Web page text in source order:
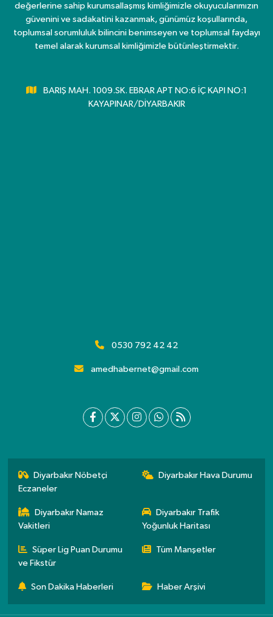
değerlerine sahip kurumsallaşmış kimliğimizle okuyucularımızın
güvenini ve sadakatini kazanmak, günümüz koşullarında,
toplumsal sorumluluk bilincini benimseyen ve toplumsal faydayı
temel alarak kurumsal kimliğimizle bütünleştirmektir.
BARIŞ MAH. 1009.SK. EBRAR APT NO:6 İÇ KAPI NO:1
KAYAPINAR/DİYARBAKIR
0530 792 42 42
amedhabernet@gmail.com
Diyarbakır Nöbetçi
Eczaneler
Diyarbakır Hava Durumu
Diyarbakır Namaz
Vakitleri
Diyarbakır Trafik
Yoğunluk Haritası
Süper Lig Puan Durumu
ve Fikstür
Tüm Manşetler
Son Dakika Haberleri Haber Arşivi